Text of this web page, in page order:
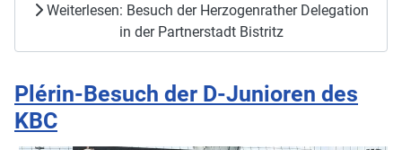
Weiterlesen: Besuch der Herzogenrather Delegation
in der Partnerstadt Bistritz
Plérin-Besuch der D-Junioren des
KBC